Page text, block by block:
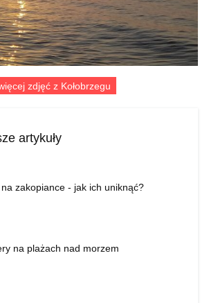
zdjęć z Kołobrzegu
artykuły
na zakopiance - jak ich uniknąć?
na plażach nad morzem